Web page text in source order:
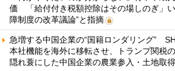
価 「給付付き税額控除はその場しのぎ」
障制度の改革議論”と指摘
急増する中国企業の“国籍ロンダリング”
本社機能を海外に移転させ、トランプ関税
隠れ蓑にした中国企業の農業参入・土地取